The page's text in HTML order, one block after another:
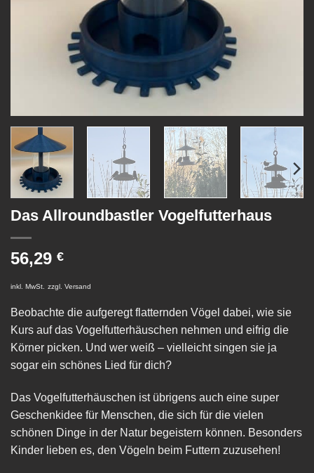
Das Allroundbastler Vogelfutterhaus
56,29 €
inkl. MwSt. zzgl. Versand
Beobachte die aufgeregt flatternden Vögel dabei, wie sie
Kurs auf das Vogelfutterhäuschen nehmen und eifrig die
Körner picken. Und wer weiß – vielleicht singen sie ja
sogar ein schönes Lied für dich?
Das Vogelfutterhäuschen ist übrigens auch eine super
Geschenkidee für Menschen, die sich für die vielen
schönen Dinge in der Natur begeistern können. Besonders
Kinder lieben es, den Vögeln beim Futtern zuzusehen!